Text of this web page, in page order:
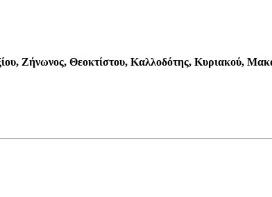
Ζήνωνος, Θεοκτίστου, Καλλοδότης, Κυριακού,